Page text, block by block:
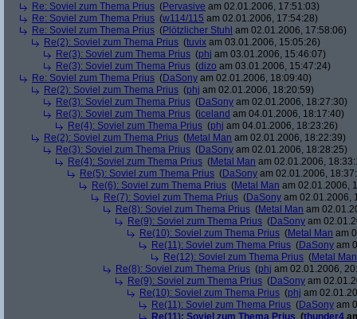
Re: Soviel zum Thema Prius (Pervasive am 02.01.2006, 17:51:03)
Re: Soviel zum Thema Prius (w114/115 am 02.01.2006, 17:54:28)
Re: Soviel zum Thema Prius (Plötzlicher Stuhl am 02.01.2006, 17:58:06)
Re(2): Soviel zum Thema Prius (tuvix am 03.01.2006, 15:05:26)
Re(3): Soviel zum Thema Prius (phj am 03.01.2006, 15:46:07)
Re(3): Soviel zum Thema Prius (dizo am 03.01.2006, 15:47:24)
Re: Soviel zum Thema Prius (DaSony am 02.01.2006, 18:09:40)
Re(2): Soviel zum Thema Prius (phj am 02.01.2006, 18:20:59)
Re(3): Soviel zum Thema Prius (DaSony am 02.01.2006, 18:27:30)
Re(3): Soviel zum Thema Prius (iceland am 04.01.2006, 18:17:40)
Re(4): Soviel zum Thema Prius (phj am 04.01.2006, 18:23:26)
Re(2): Soviel zum Thema Prius (Metal Man am 02.01.2006, 18:22:39)
Re(3): Soviel zum Thema Prius (DaSony am 02.01.2006, 18:28:25)
Re(4): Soviel zum Thema Prius (Metal Man am 02.01.2006,
Re(5): Soviel zum Thema Prius (DaSony am 02.01.2006,
Re(6): Soviel zum Thema Prius (Metal Man am 02.01.2006,
Re(7): Soviel zum Thema Prius (DaSony am 02.01.2006,
Re(8): Soviel zum Thema Prius (Metal Man am
Re(9): Soviel zum Thema Prius (DaSony am
Re(10): Soviel zum Thema Prius (Metal Man am
Re(11): Soviel zum Thema Prius (DaSony am
Re(12): Soviel zum Thema Prius (Metal Man
Re(8): Soviel zum Thema Prius (phj am 02.01.2006,
Re(9): Soviel zum Thema Prius (DaSony am
Re(10): Soviel zum Thema Prius (phj am
Re(11): Soviel zum Thema Prius (DaSony am
Re(11): Soviel zum Thema Prius (thunder4